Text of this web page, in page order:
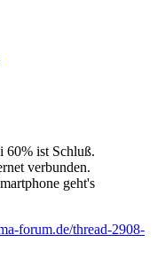
60% ist Schluß.
verbunden.
geht's
forum.de/thread-2908-